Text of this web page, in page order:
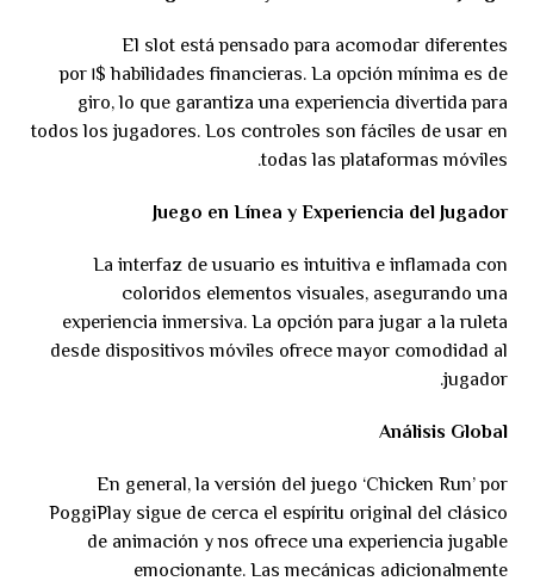
El slot está pensado para acomodar diferentes
habilidades financieras. La opción mínima es de $١ por
giro, lo que garantiza una experiencia divertida para
todos los jugadores. Los controles son fáciles de usar en
todas las plataformas móviles.
Juego en Línea y Experiencia del Jugador
La interfaz de usuario es intuitiva e inflamada con
coloridos elementos visuales, asegurando una
experiencia inmersiva. La opción para jugar a la ruleta
desde dispositivos móviles ofrece mayor comodidad al
jugador.
Análisis Global
En general, la versión del juego ‘Chicken Run’ por
PoggiPlay sigue de cerca el espíritu original del clásico
de animación y nos ofrece una experiencia jugable
emocionante. Las mecánicas adicionalmente